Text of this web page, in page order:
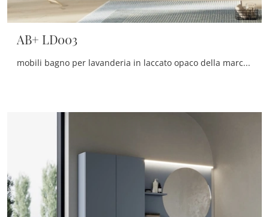
AB+ LD003
mobili bagno per lavanderia in laccato opaco della marca Compab: clicca e scopri l'arredo bagno moderno AB+ LD003 per la stanza del benessere.